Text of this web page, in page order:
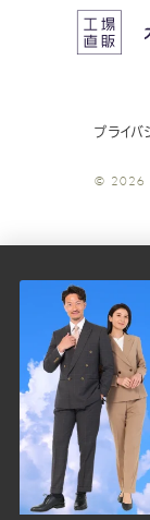
プライバ
© 2026